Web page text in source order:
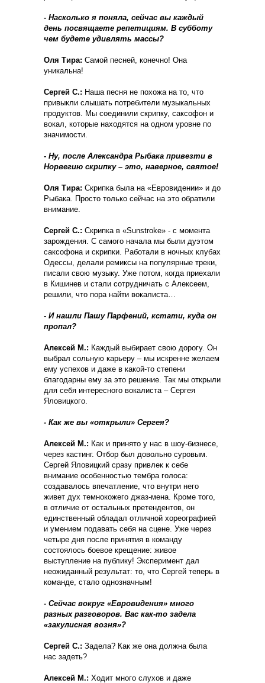
- Насколько я поняла, сейчас вы каждый
день посвящаете репетициям. В субботу
чем будете удивлять массы?
Оля Тира: Самой песней, конечно! Она
уникальна!
Сергей С.: Наша песня не похожа на то, что
привыкли слышать потребители музыкальных
продуктов. Мы соединили скрипку, саксофон и
вокал, которые находятся на одном уровне по
значимости.
- Ну, после Александра Рыбака привезти в
Норвегию скрипку – это, наверное, святое!
Оля Тира: Скрипка была на «Евровидении» и до
Рыбака. Просто только сейчас на это обратили
внимание.
Сергей С.: Скрипка в «Sunstroke» - с момента
зарождения. С самого начала мы были дуэтом
саксофона и скрипки. Работали в ночных клубах
Одессы, делали ремиксы на популярные треки,
писали свою музыку. Уже потом, когда приехали
в Кишинев и стали сотрудничать с Алексеем,
решили, что пора найти вокалиста…
- И нашли Пашу Парфений, кстати, куда он
пропал?
Алексей М.: Каждый выбирает свою дорогу. Он
выбрал сольную карьеру – мы искренне желаем
ему успехов и даже в какой-то степени
благодарны ему за это решение. Так мы открыли
для себя интересного вокалиста – Сергея
Яловицкого.
- Как же вы «открыли» Сергея?
Алексей М.: Как и принято у нас в шоу-бизнесе,
через кастинг. Отбор был довольно суровым.
Сергей Яловицкий сразу привлек к себе
внимание особенностью тембра голоса:
создавалось впечатление, что внутри него
живет дух темнокожего джаз-мена. Кроме того,
в отличие от остальных претендентов, он
единственный обладал отличной хореографией
и умением подавать себя на сцене. Уже через
четыре дня после принятия в команду
состоялось боевое крещение: живое
выступление на публику! Эксперимент дал
неожиданный результат: то, что Сергей теперь в
команде, стало однозначным!
- Сейчас вокруг «Евровидения» много
разных разговоров. Вас как-то задела
«закулисная возня»?
Сергей С.: Задела? Как же она должна была
нас задеть?
Алексей М.: Ходит много слухов и даже